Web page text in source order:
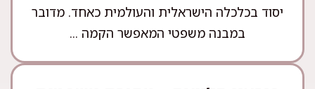
יסוד בכלכלה הישראלית והעולמית כאחד. מדובר
במבנה משפטי המאפשר הקמה ...